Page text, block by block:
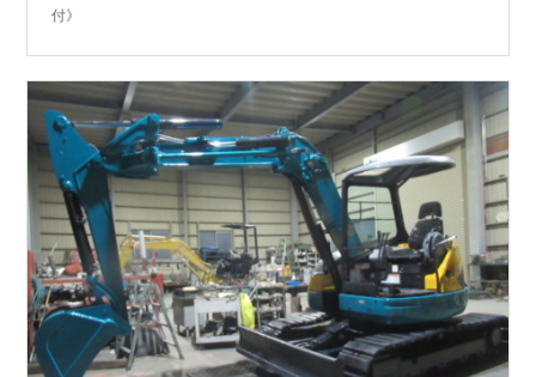
付》